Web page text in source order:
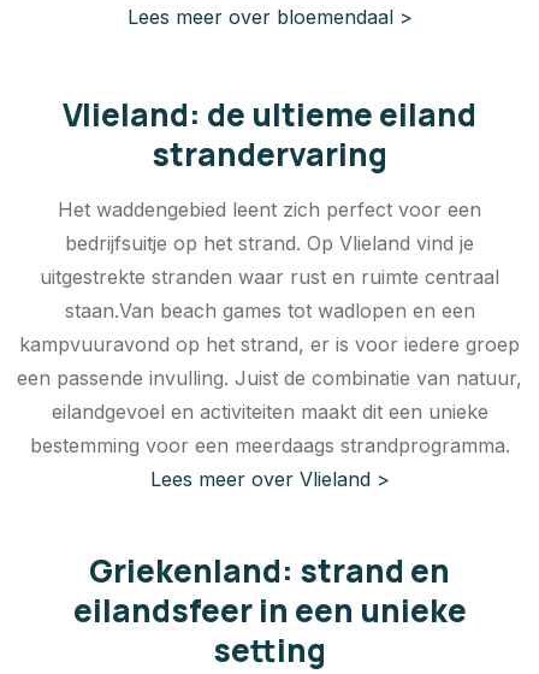
Lees meer over bloemendaal >
Vlieland: de ultieme eiland
strandervaring
Het waddengebied leent zich perfect voor een
bedrijfsuitje op het strand. Op Vlieland vind je
uitgestrekte stranden waar rust en ruimte centraal
staan.Van beach games tot wadlopen en een
kampvuuravond op het strand, er is voor iedere groep
een passende invulling. Juist de combinatie van natuur,
eilandgevoel en activiteiten maakt dit een unieke
bestemming voor een meerdaags strandprogramma.
Lees meer over Vlieland >
Griekenland: strand en
eilandsfeer in een unieke
setting